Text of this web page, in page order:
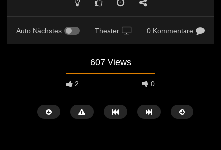
Auto Nächstes Theater 0 Kommentare
607 Views
2 0